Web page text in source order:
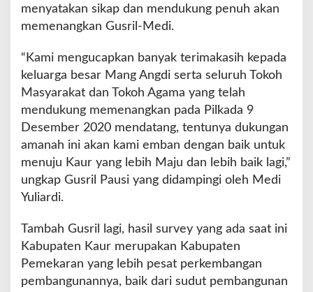
menyatakan sikap dan mendukung penuh akan
memenangkan Gusril-Medi.
“Kami mengucapkan banyak terimakasih kepada
keluarga besar Mang Angdi serta seluruh Tokoh
Masyarakat dan Tokoh Agama yang telah
mendukung memenangkan pada Pilkada 9
Desember 2020 mendatang, tentunya dukungan
amanah ini akan kami emban dengan baik untuk
menuju Kaur yang lebih Maju dan lebih baik lagi,”
ungkap Gusril Pausi yang didampingi oleh Medi
Yuliardi.
Tambah Gusril lagi, hasil survey yang ada saat ini
Kabupaten Kaur merupakan Kabupaten
Pemekaran yang lebih pesat perkembangan
pembangunannya, baik dari sudut pembangunan